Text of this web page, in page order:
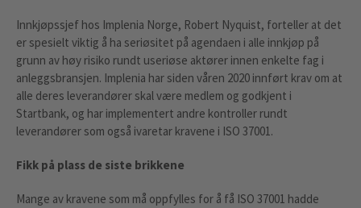
Innkjøpssjef hos Implenia Norge, Robert Nyquist, forteller at det
er spesielt viktig å ha seriøsitet på agendaen i alle innkjøp på
grunn av høy risiko rundt useriøse aktører innen enkelte fag i
anleggsbransjen. Implenia har siden våren 2020 innført krav om at
alle deres leverandører skal være medlem og godkjent i
Startbank, og har implementert andre kontroller rundt
leverandører som også ivaretar kravene i ISO 37001.
Fikk på plass de siste brikkene
Mange av kravene som må oppfylles for å få ISO 37001 hadde